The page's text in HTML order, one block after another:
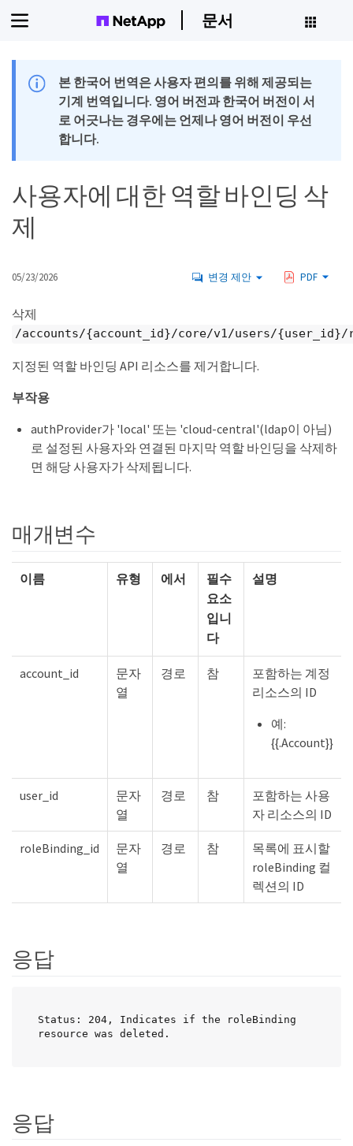
문서
본 한국어 번역은 사용자 편의를 위해 제공되는
기계 번역입니다. 영어 버전과 한국어 버전이 서
로 어긋나는 경우에는 언제나 영어 버전이 우선
합니다.
사용자에 대한 역할 바인딩 삭
제
05/23/2026 변경 제안 PDF
삭제
/accounts/{account_id}/core/v1/users/
지정된 역할 바인딩 API 리소스를 제거합니다.
부작용
authProvider가 'local' 또는 'cloud-central'(ldap이 아님)
로 설정된 사용자와 연결된 마지막 역할 바인딩을 삭제하
면 해당 사용자가 삭제됩니다.
매개변수
이름 유형 에서
필수
요소
입니
다
설명
account_id
문자
열
경로 참
포함하는 계정
리소스의 ID
예:
{{.Account}}
user_id
문자
열
경로 참
포함하는 사용
자 리소스의 ID
roleBinding_id
문자
열
경로 참
목록에 표시할
roleBinding 컬
렉션의 ID
응답
Status: 204, Indicates if the roleBinding
resource was deleted.
응답